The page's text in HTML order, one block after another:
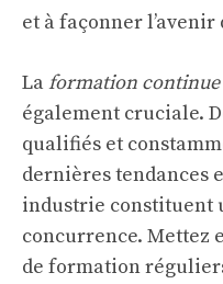
et à façonner
Laformation continue
également cruciale.
qualifiés et
dernières tendances
industrie constituent
concurrence. Mettez
de formation